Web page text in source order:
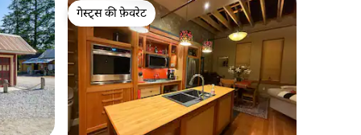
गेस्ट्स की फ़ेवरेट
गेस्ट्स की फ़ेवरेट